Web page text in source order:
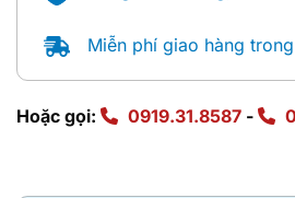
Miễn phí giao hàng
Hoặc gọi: 0919.31.8587 -